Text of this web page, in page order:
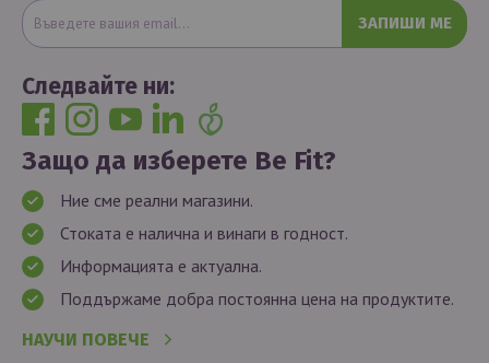
ЗАПИШИ МЕ
Следвайте ни:
Защо да изберете Be Fit?
Ние сме реални магазини.
Стоката е налична и винаги в годност.
Информацията е актуална.
Поддържаме добра постоянна цена на продуктите.
НАУЧИ ПОВЕЧЕ